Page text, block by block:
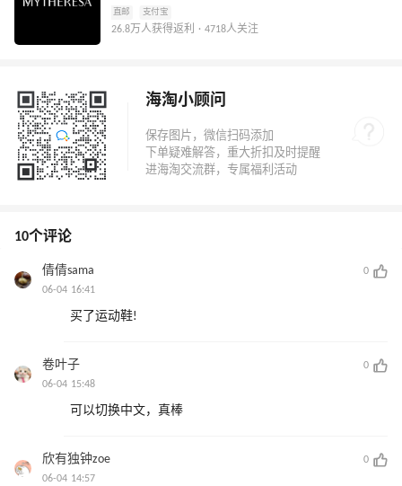
直邮 支付宝
26.8万人获得返利 · 4718人关注
海淘小顾问
10个评论
倩倩sama
0
06-04 16:41
买了运动鞋!
卷叶子
0
06-04 15:48
可以切换中文，真棒
欣有独钟zoe
0
06-04 14:57